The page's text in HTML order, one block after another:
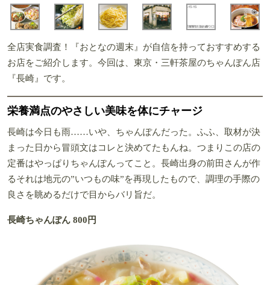
全店実食調査！『おとなの週末』が自信を持っておすすめする
お店をご紹介します。今回は、東京・三軒茶屋のちゃんぽん店
『長崎』です。
栄養満点のやさしい美味を体にチャージ
長崎は今日も雨……いや、ちゃんぽんだった。ふふ、取材が決
まった日から冒頭文はコレと決めてたもんね。つまりこの店の
定番はやっぱりちゃんぽんってこと。長崎出身の前田さんが作
るそれは地元の”いつもの味”を再現したもので、調理の手際の
良さを眺めるだけで目からバリ旨だ。
長崎ちゃんぽん 800円